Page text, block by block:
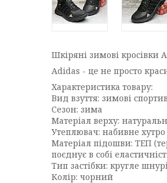
Шкіряні зимові кросівки
Adidas - це не просто
Характеристика товару:
Вид взуття: зимові
Сезон: зима
Матеріал верху:
Утеплювач: набивне
Матеріал підошви: ТЕП
поєднує в собі
Тип застібки: кругле
Колір: чорний